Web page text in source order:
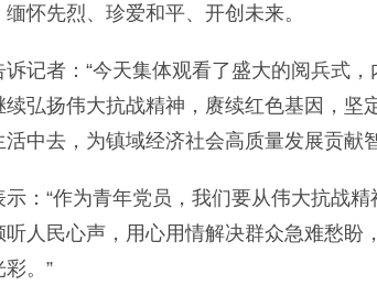
怀先烈、珍爱和平、开创未来。
者：“今天集体观看了盛大的阅兵式，
弘扬伟大抗战精神，赓续红色基因，坚
中去，为镇域经济社会高质量发展贡献
“作为青年党员，我们要从伟大抗战精
人民心声，用心用情解决群众急难愁盼
。”